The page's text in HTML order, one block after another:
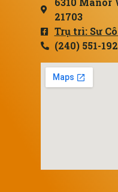
21703
Trụ trì: Sư Cô
(240) 551-